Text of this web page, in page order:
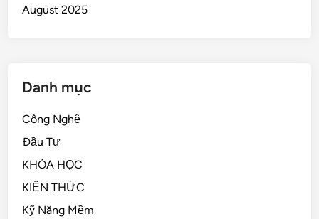
August 2025
Danh mục
Công Nghệ
Đầu Tư
KHÓA HỌC
KIẾN THỨC
Kỹ Năng Mềm